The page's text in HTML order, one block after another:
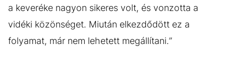
a keveréke nagyon sikeres volt, és vonzotta a
vidéki közönséget. Miután elkezdődött ez a
folyamat, már nem lehetett megállítani.”